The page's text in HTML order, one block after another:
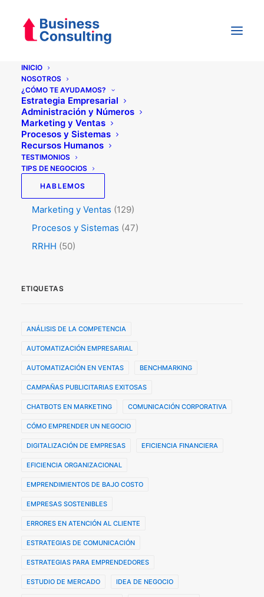
INICIO
NOSOTROS
¿CÓMO TE AYUDAMOS?
Estrategia Empresarial
Administración y Números
Marketing y Ventas
Procesos y Sistemas
Recursos Humanos
TESTIMONIOS
TIPS DE NEGOCIOS
HABLEMOS
Categorías
Testimonios(5)
Tips de Negocios
Administración y Números
Estrategia(74)
Marketing y Ventas (129)
Procesos y Sistemas (47)
RRHH (50)
ETIQUETAS
ANÁLISIS DE LA COMPETENCIA
AUTOMATIZACIÓN EMPRESARIAL
AUTOMATIZACIÓN EN VENTAS BENCHMARKING
CAMPAÑAS PUBLICITARIAS EXITOSAS
CHATBOTS EN MARKETING COMUNICACIÓN CORPORATIVA
CÓMO EMPRENDER UN NEGOCIO
DIGITALIZACIÓN DE EMPRESAS EFICIENCIA FINANCIERA
EFICIENCIA ORGANIZACIONAL
EMPRENDIMIENTOS DE BAJO COSTO
EMPRESAS SOSTENIBLES
ERRORES EN ATENCIÓN AL CLIENTE
ESTRATEGIAS DE COMUNICACIÓN
ESTRATEGIAS PARA EMPRENDEDORES
ESTUDIO DE MERCADO IDEA DE NEGOCIO